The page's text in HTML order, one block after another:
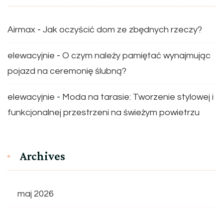
Airmax - Jak oczyścić dom ze zbędnych rzeczy?
elewacyjnie - O czym należy pamiętać wynajmując
pojazd na ceremonię ślubną?
elewacyjnie - Moda na tarasie: Tworzenie stylowej i
funkcjonalnej przestrzeni na świeżym powietrzu
Archives
maj 2026